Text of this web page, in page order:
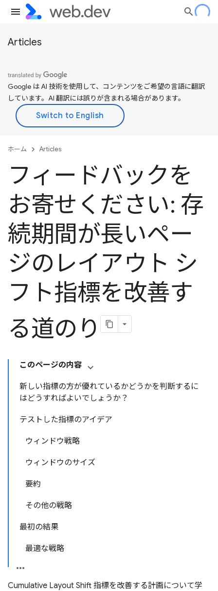
Articles
Google は AI 技術を使用して、コンテンツをご希望の言語に翻訳
しています。AI 翻訳には誤りが含まれる場合があります。
ホーム Articles
フィードバックを
お寄せください: 存
続期間が長いペー
ジのレイアウト シ
フト指標を改善す
る道のり
このページの内容
新しい指標の方が優れているかどうかを判断するに
はどうすればよいでしょうか？
テストした指標のアイデア
ウィンドウ戦略
ウィンドウのサイズ
要約
その他の戦略
最初の結果
最適な戦略
Cumulative Layout Shift 指標を改善する計画について学